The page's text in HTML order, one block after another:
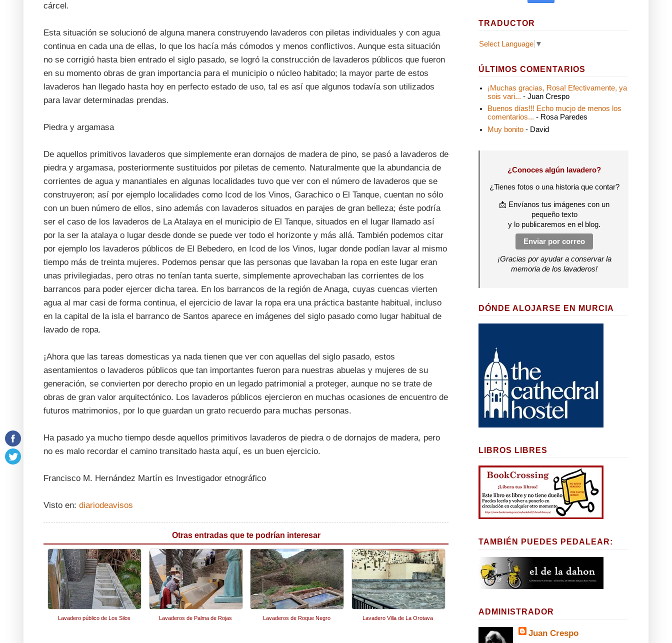
cárcel.
Esta situación se solucionó de alguna manera construyendo lavaderos con piletas individuales y con agua
continua en cada una de ellas, lo que los hacía más cómodos y menos conflictivos. Aunque esta situación
no se corrigió hasta bien entrado el siglo pasado, se logró la construcción de lavaderos públicos que fueron
en su momento obras de gran importancia para el municipio o núcleo habitado; la mayor parte de estos
lavaderos han llegado hasta hoy en perfecto estado de uso, tal es así que algunos todavía son utilizados
para lavar determinadas prendas.
Piedra y argamasa
De aquellos primitivos lavaderos que simplemente eran dornajos de madera de pino, se pasó a lavaderos de
piedra y argamasa, posteriormente sustituidos por piletas de cemento. Naturalmente que la abundancia de
corrientes de agua y manantiales en algunas localidades tuvo que ver con el número de lavaderos que se
construyeron; así por ejemplo localidades como Icod de los Vinos, Garachico o El Tanque, cuentan no sólo
con un buen número de ellos, sino además con lavaderos situados en parajes de gran belleza; éste podría
ser el caso de los lavaderos de La Atalaya en el municipio de El Tanque, situados en el lugar llamado así
por la ser la atalaya o lugar desde donde se puede ver todo el horizonte y más allá. También podemos citar
por ejemplo los lavaderos públicos de El Bebedero, en Icod de los Vinos, lugar donde podían lavar al mismo
tiempo más de treinta mujeres. Podemos pensar que las personas que lavaban la ropa en este lugar eran
unas privilegiadas, pero otras no tenían tanta suerte, simplemente aprovechaban las corrientes de los
barrancos para poder ejercer dicha tarea. En los barrancos de la región de Anaga, cuyas cuencas vierten
agua al mar casi de forma continua, el ejercicio de lavar la ropa era una práctica bastante habitual, incluso
en la capital de la isla el barranco de Santos aparece en imágenes del siglo pasado como lugar habitual de
lavado de ropa.
¡Ahora que las tareas domesticas ya nada tienen que ver con aquellas del siglo pasado, estos
asentamientos o lavaderos públicos que tan importantes fueron para nuestras abuelas y mujeres de su
generación, se convierten por derecho propio en un legado patrimonial a proteger, aunque no se trate de
obras de gran valor arquitectónico. Los lavaderos públicos ejercieron en muchas ocasiones de encuentro de
futuros matrimonios, por lo que guardan un grato recuerdo para muchas personas.
Ha pasado ya mucho tiempo desde aquellos primitivos lavaderos de piedra o de dornajos de madera, pero
no es malo recordar el camino transitado hasta aquí, es un buen ejercicio.
Francisco M. Hernández Martín es Investigador etnográfico
Visto en: diariodeavisos
Otras entradas que te podrían interesar
Lavadero público de Los Silos Lavaderos de Palma de Rojas Lavaderos de Roque Negro Lavadero Villa de La Orotava
TRADUCTOR
Select Language ▼
ÚLTIMOS COMENTARIOS
¡Muchas gracias, Rosa! Efectivamente, ya
sois vari... - Juan Crespo
Buenos días!!! Echo mucjo de menos los
comentarios... - Rosa Paredes
Muy bonito - David
¿Conoces algún lavadero?
¿Tienes fotos o una historia que contar?
📩 Envíanos tus imágenes con un
pequeño texto
y lo publicaremos en el blog.
Enviar por correo
¡Gracias por ayudar a conservar la
memoria de los lavaderos!
DÓNDE ALOJARSE EN MURCIA
LIBROS LIBRES
TAMBIÉN PUEDES PEDALEAR:
ADMINISTRADOR
Juan Crespo